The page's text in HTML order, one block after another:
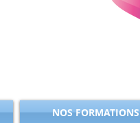
NOS FORMATIONS